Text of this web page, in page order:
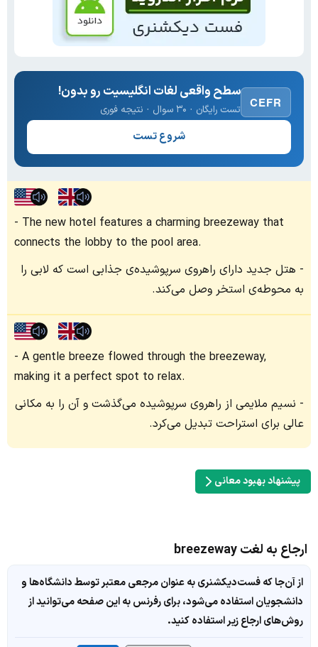
CEFR
سطح واقعی لغات انگلیسیت رو بدون!
تست رایگان · ۳۰ سوال · نتیجه فوری
شروع تست
The new hotel features a charming breezeway that
connects the lobby to the pool area.
هتل جدید دارای راهروی سرپوشیده‌ی جذابی است که لابی را
به محوطه‌ی استخر وصل می‌کند.
A gentle breeze flowed through the breezeway,
making it a perfect spot to relax.
نسیم ملایمی از راهروی سرپوشیده می‌گذشت و آن را به مکانی
عالی برای استراحت تبدیل می‌کرد.
پیشنهاد بهبود معانی
ارجاع به لغت breezeway
از آن‌جا که فست‌دیکشنری به عنوان مرجعی معتبر توسط دانشگاه‌ها و
دانشجویان استفاده می‌شود، برای رفرنس به این صفحه می‌توانید از
روش‌های ارجاع زیر استفاده کنید.